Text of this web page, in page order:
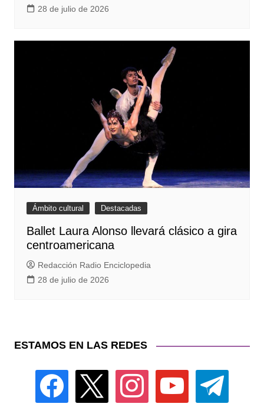
28 de julio de 2026
Ámbito cultural Destacadas
Ballet Laura Alonso llevará clásico a gira
centroamericana
Redacción Radio Enciclopedia
28 de julio de 2026
ESTAMOS EN LAS REDES
facebook instagram youtube telegram